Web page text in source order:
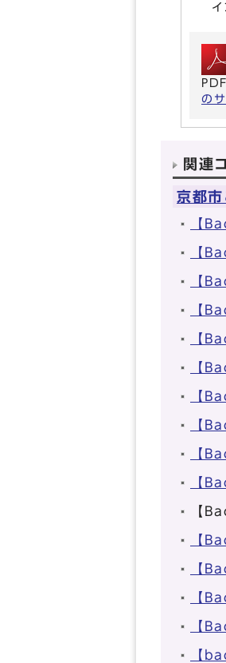
の
関連
京都
【
【
【
【
【
【
【
【
【
【
【
【
【
【
【
【